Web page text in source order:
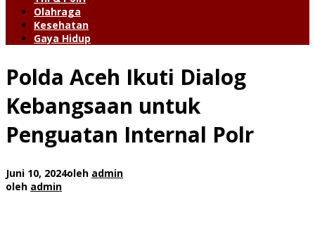
Olahraga
Kesehatan
Gaya Hidup
Polda Aceh Ikuti Dialog
Kebangsaan untuk
Penguatan Internal Polr
Juni 10, 2024oleh admin
oleh admin